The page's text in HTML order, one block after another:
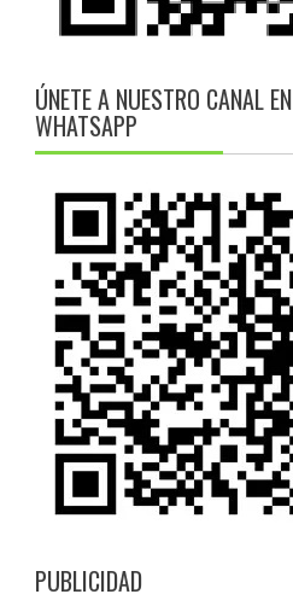
ÚNETE A NUESTRO CANAL EN
WHATSAPP
PUBLICIDAD